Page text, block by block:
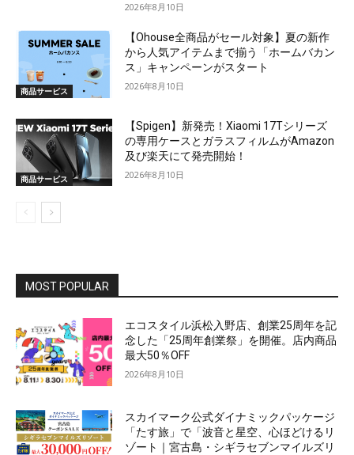
2026年8月10日
商品サービス
【Ohouse全商品がセール対象】夏の新作
から人気アイテムまで揃う「ホームバカン
ス」キャンペーンがスタート
2026年8月10日
商品サービス
【Spigen】新発売！Xiaomi 17Tシリーズ
の専用ケースとガラスフィルムがAmazon
及び楽天にて発売開始！
2026年8月10日
MOST POPULAR
エコスタイル浜松入野店、創業25周年を記
念した「25周年創業祭」を開催。店内商品
最大50％OFF
2026年8月10日
スカイマーク公式ダイナミックパッケージ
「たす旅」で「波音と星空、心ほどけるリ
ゾート｜宮古島・シギラセブンマイルズリ